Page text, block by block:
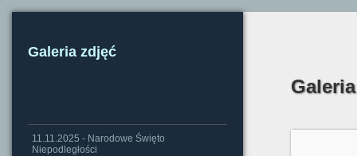
Galeria zdjęć
11.11.2025 - Narodowe Święto
Niepodległości